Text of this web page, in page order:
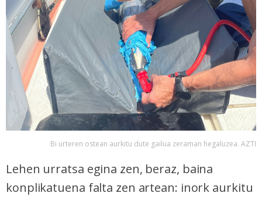
Bi urteren ostean aurkitu dute gailua zeraman hegaluzea. AZTI
Lehen urratsa egina zen, beraz, baina
konplikatuena falta zen artean: inork aurkitu